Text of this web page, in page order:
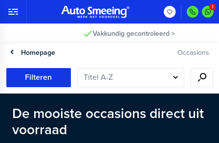
Vakkundig gecontroleerd >
Homepage Occasions
Filteren
De mooiste occasions direct uit
voorraad